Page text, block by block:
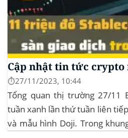
Cập nhật tin tức crypto
⏱️27/11/2023, 10:44
Tổng quan thị trường 27/11
tuần xanh lần thứ tuần liên
và mẫu hình Doji. Trong